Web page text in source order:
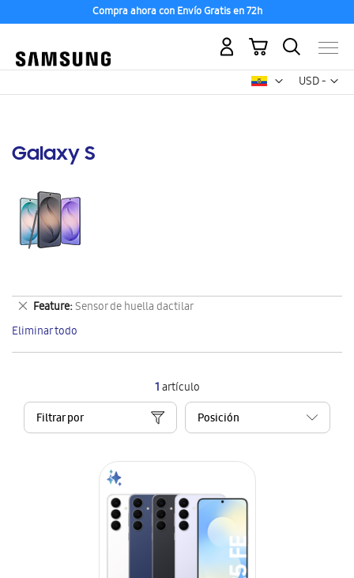
Compra ahora con Envío Gratis en 72h
USD -
dólar
Mi carrito
Galaxy S
1artículo
Filtrar por
Feature Sensor de huella dactilar
Eliminar
este
artículo
Eliminar todo